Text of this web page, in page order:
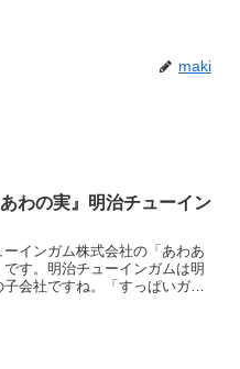
maki
あわの実』明治チューイン
ーインガム株式会社の「あわあ
です。明治チューインガムは明
子会社ですね。「すっぱいガ